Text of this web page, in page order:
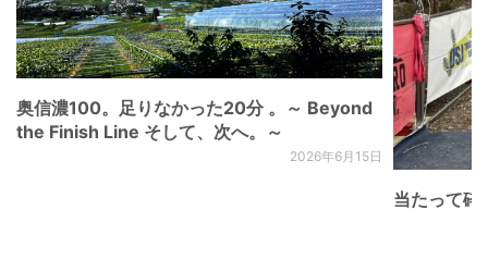
奥信濃100。足りなかった20分 。～ Beyond
the Finish Line そして、次へ。～
2026年6月15日
当たって砕